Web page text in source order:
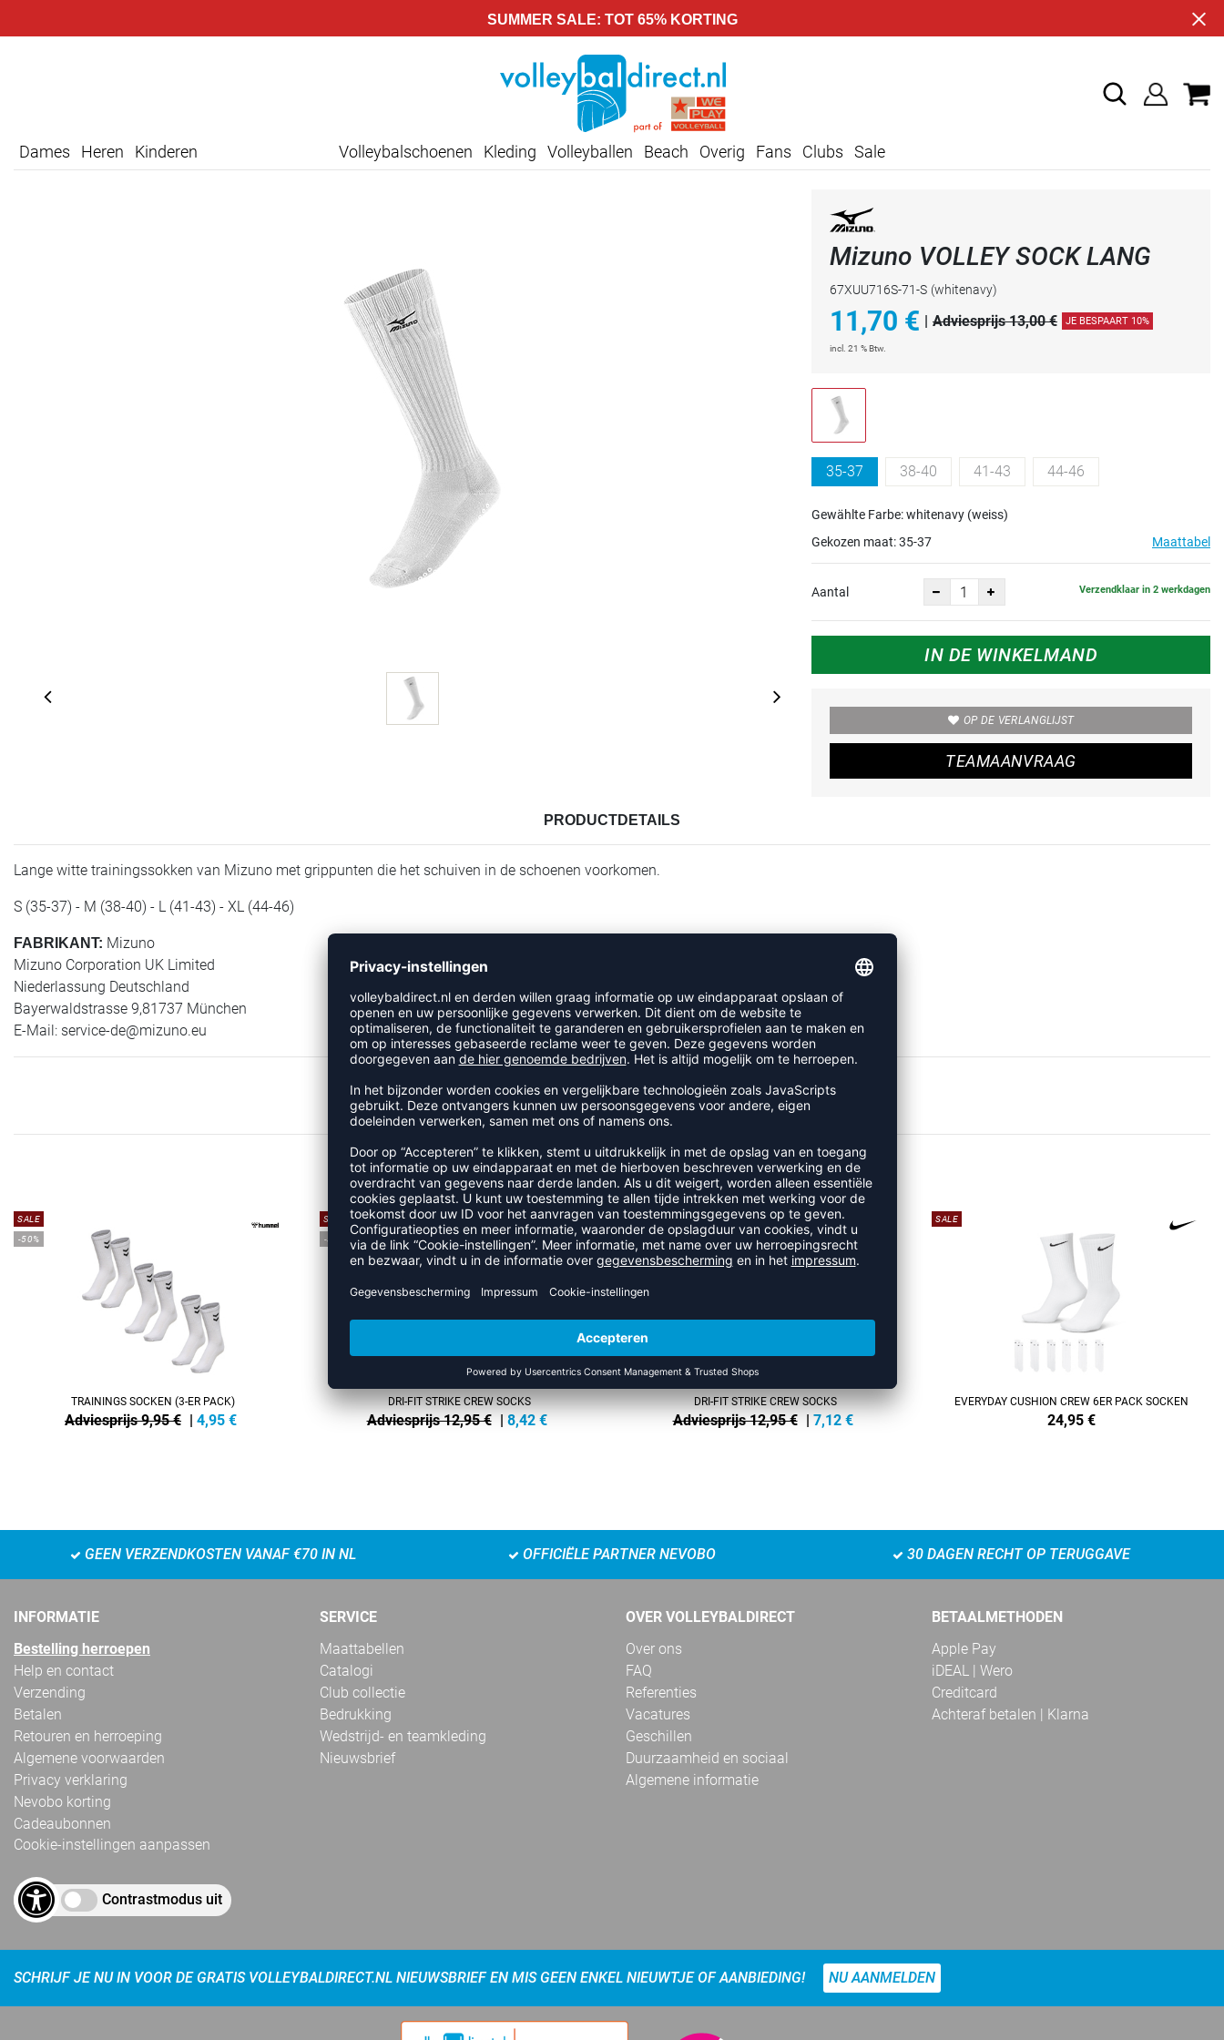
SUMMER SALE: TOT 65% KORTING
Dames Heren Kinderen Volleybalschoenen Kleding Volleyballen Beach Overig Fans Clubs Sale
Mizuno VOLLEY SOCK LANG
67XUU716S-71-S (whitenavy)
11,70 € | Adviesprijs 13,00 € JE BESPAART 10%
incl. 21 % Btw.
35-37 38-40 41-43 44-46
Gewählte Farbe: whitenavy (weiss)
Gekozen maat:35-37 Maattabel
Aantal Verzendklaar in 2 werkdagen
IN DE WINKELMAND
OP DE VERLANGLIJST
TEAMAANVRAAG
PRODUCTDETAILS
Lange witte trainingssokken van Mizuno met grippunten die het schuiven in de schoenen voorkomen.
S (35-37) - M (38-40) - L (41-43) - XL (44-46)
FABRIKANT: Mizuno
Mizuno Corporation UK Limited
Niederlassung Deutschland
Bayerwaldstrasse 9,81737 München
E-Mail: service-de@mizuno.eu
RECENT BEKEKEN
MEER UIT DE CATEGORIE SOKKEN
SALE
-50%
TRAININGS SOCKEN (3-ER PACK)
Adviesprijs 9,95 € | 4,95 €
SALE
-35%
DRI-FIT STRIKE CREW SOCKS
Adviesprijs 12,95 € | 8,42 €
-45%
DRI-FIT STRIKE CREW SOCKS
Adviesprijs 12,95 € | 7,12 €
SALE
EVERYDAY CUSHION CREW 6ER PACK SOCKEN
24,95 €
GEEN VERZENDKOSTEN VANAF €70 IN NL OFFICIËLE PARTNER NEVOBO 30 DAGEN RECHT OP TERUGGAVE
INFORMATIE
Bestelling herroepen
Help en contact
Verzending
Betalen
Retouren en herroeping
Algemene voorwaarden
Privacy verklaring
Nevobo korting
Cadeaubonnen
Cookie-instellingen aanpassen
Contrastmodus uit
SERVICE
Maattabellen
Catalogi
Club collectie
Bedrukking
Wedstrijd- en teamkleding
Nieuwsbrief
OVER VOLLEYBALDIRECT
Over ons
FAQ
Referenties
Vacatures
Geschillen
Duurzaamheid en sociaal
Algemene informatie
BETAALMETHODEN
Apple Pay
iDEAL | Wero
Creditcard
Achteraf betalen | Klarna
SCHRIJF JE NU IN VOOR DE GRATIS VOLLEYBALDIRECT.NL NIEUWSBRIEF EN MIS GEEN ENKEL NIEUWTJE OF AANBIEDING! NU AANMELDEN